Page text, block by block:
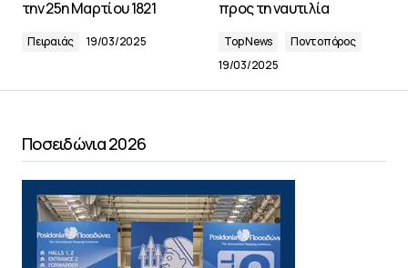
την 25η Μαρτίου 1821
Πειραιάς 19/03/2025
προς τη ναυτιλία
Top News
Ποντοπόρος
19/03/2025
Ποσειδώνια 2026